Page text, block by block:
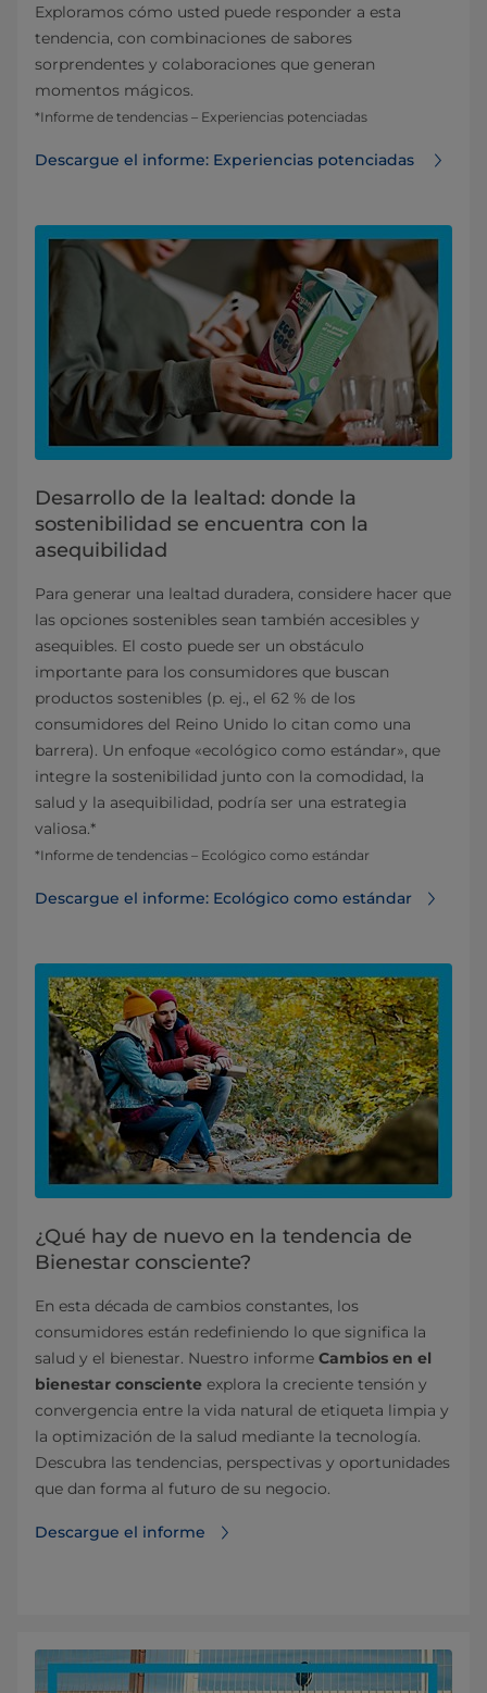
Exploramos cómo usted puede responder a esta
tendencia, con combinaciones de sabores
sorprendentes y colaboraciones que generan
momentos mágicos.
*Informe de tendencias – Experiencias potenciadas
Descargue el informe: Experiencias potenciadas
Desarrollo de la lealtad: donde la
sostenibilidad se encuentra con la
asequibilidad
Para generar una lealtad duradera, considere hacer que
las opciones sostenibles sean también accesibles y
asequibles. El costo puede ser un obstáculo
importante para los consumidores que buscan
productos sostenibles (p. ej., el 62 % de los
consumidores del Reino Unido lo citan como una
barrera). Un enfoque «ecológico como estándar», que
integre la sostenibilidad junto con la comodidad, la
salud y la asequibilidad, podría ser una estrategia
valiosa.*
*Informe de tendencias – Ecológico como estándar
Descargue el informe: Ecológico como estándar
¿Qué hay de nuevo en la tendencia de
Bienestar consciente?
En esta década de cambios constantes, los
consumidores están redefiniendo lo que significa la
salud y el bienestar. Nuestro informe Cambios en el
bienestar consciente explora la creciente tensión y
convergencia entre la vida natural de etiqueta limpia y
la optimización de la salud mediante la tecnología.
Descubra las tendencias, perspectivas y oportunidades
que dan forma al futuro de su negocio.
Descargue el informe